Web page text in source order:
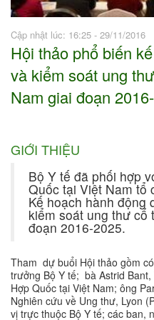
Cập nhật lúc: 16:25 - 29/11/2016
Hội thảo phổ biến
và kiểm soát ung
Nam giai đoạn
GIỚI THIỆU
Bộ Y tế đã phối hợp
Quốc tại Việt Nam tổ
Kế hoạch hành động
kiểm soát ung thư cổ
đoạn 2016-2025.
Tham dự buổi Hội thảo gồm
trưởng Bộ Y tế; bà Astrid
Hợp Quốc tại Việt Nam; ông
Nghiên cứu về Ung thư, Lyon
vị trực thuộc Bộ Y tế; các ban,